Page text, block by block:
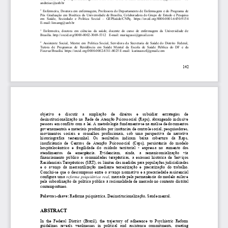
4 Assistente Social, Mestre em Politica Social, Servidora da Secretaria de Saúde do Distrito Federal,
Tutora
de Programas de Residência em Saúde Mental da Escola de Saúde Pública do DF e
da
Fiocruz/Brasília. https://orcid.org/0000-0002-8311-8025 E-mail: karinasnzf@gmail.com
3 Enfermeira, doutora em ciências da saúde, docente do curso de enfermagem da Universidade de
Brasília. http://orcid.org/0000-0002-3069-5312 E-mail: mariagussi@gmail.com
2 Enfermeira, Doutora em enfermagem, Professora do Departamento de Enfermagem e do Programa de
Pós Graduação em Bioética da Universidade de Brasília, Colaboradora do Grupo de Estudo e Pesquisa
em
Saúde, Sociedade e Política Social GEPSaúde/CNPq.
https://orcid.org/0000-0001-6450-9154
E-mail: limamg@unb.br
andreiao@unb.br
142
objetivo é discutir a ampliação de direitos e subsidiar estratégias
de
desinstitucionalização na Rede de Atenção Psicossocial (Raps), abrangendo inclusive
pessoas em conflito com a lei. A metodologia fundamenta-se na análise de documentos
governamentais e materiais produzidos por instâncias de controle social, pesquisadores,
movimentos
sociais e conselhos profissionais, sob uma perspectiva de
narrativa
historiográfica
testemunhal. Os resultados indicam baixa cobertura da
Raps,
insuficiência de Centros de Atenção Psicossocial (Caps), persistência do modelo
hospitalocêntrico
e fragilidade do cuidado territorial - expressa no aumento
dos
atendimentos
de emergência. Evidenciam, ainda, a remanicomialização
via
financiamento público a comunidades terapêuticas, a escassez histórica de Serviços
Residenciais Terapêuticos (SRT), os limites das medidas para populações judicializadas
e o avanço da mercantilização mediante terceirização e precarização do trabalho.
Conclui-se que o descompasso entre o avanço normativo e a precariedade assistencial
configura uma reforma psiquiátrica real, marcada pela permanência do modelo asilar e
pela subordinação da política pública à racionalidade de mercado no contexto distrital
contemporâneo.
Palavras-chave: Reforma psiquiátrica, Desinstitucionalização, Saúde mental.
ABSTRACT
In the Federal District (Brazil), the trajectory of adherence to Psychiatric Reform
guidelines
reveals weaknesses in political and assistance commitments,
creating